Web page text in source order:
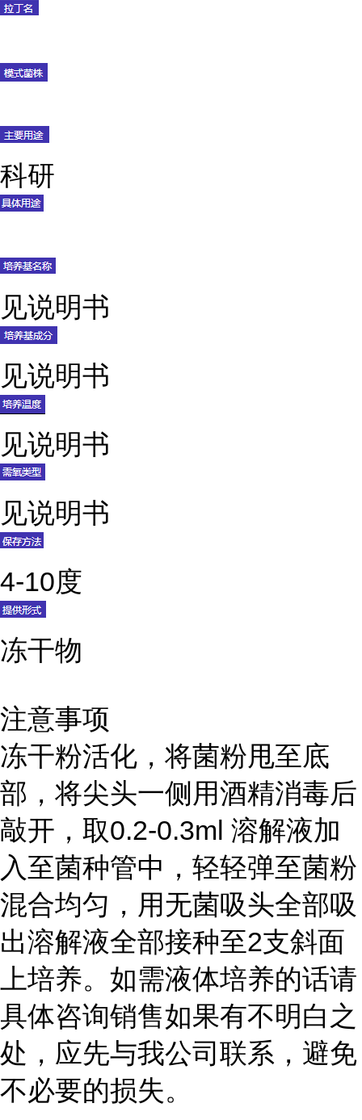
科研
见说明书
见说明书
见说明书
见说明书
4-10度
冻干物
注意事项
冻干粉活化，将菌粉甩至底
部，将尖头一侧用酒精消毒后
敲开，取0.2-0.3ml 溶解液加
入至菌种管中，轻轻弹至菌粉
混合均匀，用无菌吸头全部吸
出溶解液全部接种至2支斜面
上培养。如需液体培养的话请
具体咨询销售如果有不明白之
处，应先与我公司联系，避免
不必要的损失。